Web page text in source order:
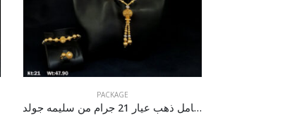
PACKAGE
طقم كامل ذهب عيار 21 جرام من سليمه جولد